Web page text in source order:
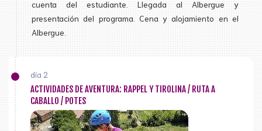
cuenta del estudiante. Llegada al Albergue y
presentación del programa. Cena y alojamiento en el
Albergue.
día 2
ACTIVIDADES DE AVENTURA: RAPPEL Y TIROLINA / RUTA A
CABALLO / POTES